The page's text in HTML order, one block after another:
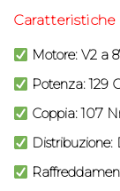
Motore: V2 a
Potenza: 129
Coppia: 107
Distribuzione: